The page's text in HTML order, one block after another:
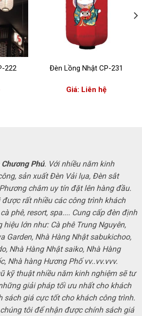
222 Đèn Lồng Nhật CP-231
Giá: Liên hệ
Phú. Với nhiều năm kinh
sản xuất Đèn Vải lụa, Đèn sắt
châm uy tín đặt lên hàng đầu.
được rất nhiều các công trình khách
phê, resort, spa.... Cung cấp đèn định
lớn như: Cà phê Trung Nguyên,
Garden, Nhà Hàng Nhật sabukichoo,
Nhà Hàng Nhật saiko, Nhà Hàng
Nhà hàng Hương Phố vv..vv.vvv.
kỹ thuật nhiều năm kinh nghiệm sẽ tư
giải pháp tối ưu nhất cho khách
sách giá cực tốt cho khách công trình.
tôi để nhận được chính sách giá